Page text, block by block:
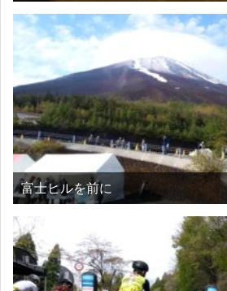
富士ヒルを前に